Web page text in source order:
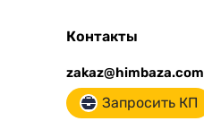
Контакты
zakaz@himbaza.com
Запросить КП